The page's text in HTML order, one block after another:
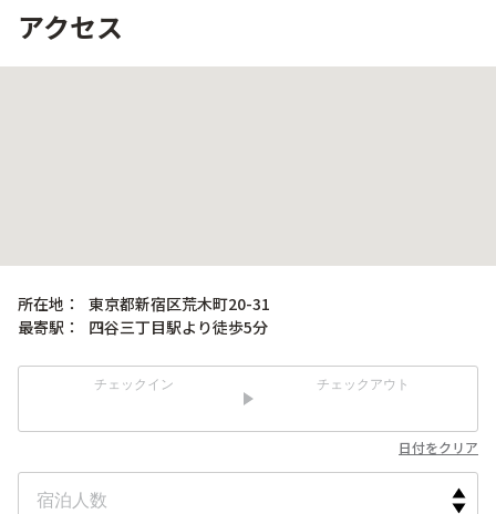
アクセス
所在地：
東京都新宿区荒木町20-31
最寄駅：
四谷三丁目駅より徒歩5分
チェックイン チェックアウト
日付をクリア